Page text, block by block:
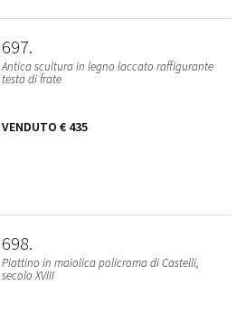
697
Antica scultura in legno laccato raffigurante
testa di frate
VENDUTO € 435
698
Piattino in maiolica policroma di Castelli,
secolo XVIII